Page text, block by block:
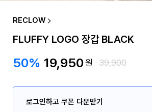
RECLOW
FLUFFY LOGO 장갑 BLACK
50% 19,950원 39,900
로그인하고 쿠폰 다운받기